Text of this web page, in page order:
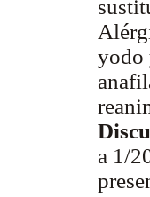
yodo
a 1/